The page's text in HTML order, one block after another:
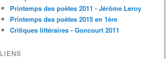
Printemps des poètes 2011 - Jérôme Leroy
Printemps des poètes 2015 en 1ère
Critiques littéraires - Goncourt 2011
LIENS